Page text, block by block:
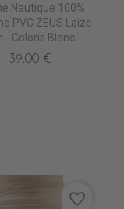
Nautique 100%
PVC ZEUS Laize
- Coloris Blanc
39,00 €
favorite_border